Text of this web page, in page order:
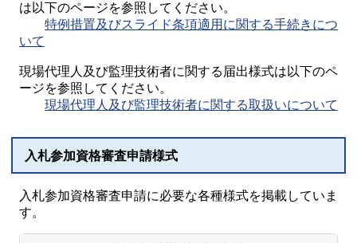
は以下のページを参照してください。
特例措置及びスライド条項適用に関する手続きにつ
いて
現場代理人及び監理技術者に関する届出様式は以下のペ
ージを参照してください。
現場代理人及び監理技術者に関する取扱いについて
入札参加資格審査申請様式
入札参加資格審査申請に必要な各種様式を掲載していま
す。